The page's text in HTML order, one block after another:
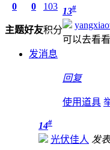
0
主题
0
好友
103
积分
发消息
13#
可以去看看
回复
使用道具
14#
光伏佳人 发